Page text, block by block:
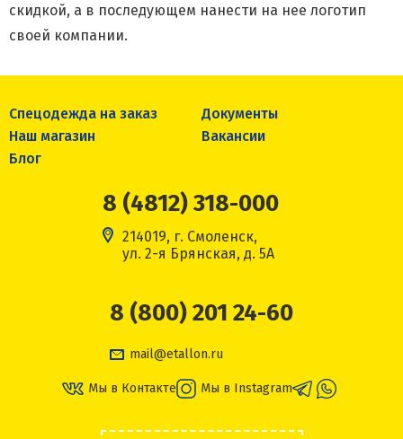
скидкой, а в последующем нанести на нее логотип
своей компании.
Спецодежда на заказ
Документы
Наш магазин
Вакансии
Блог
8 (4812) 318-000
214019, г. Смоленск,
ул. 2-я Брянская, д. 5А
8 (800) 201 24-60
mail@etallon.ru
Мы в Контакте Мы в Instagram